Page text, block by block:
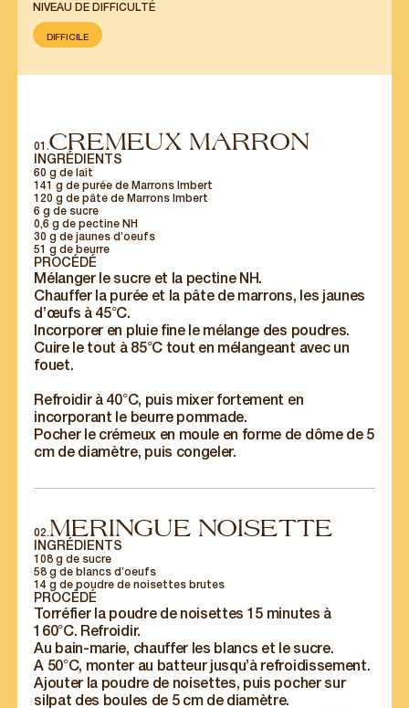
NIVEAU DE DIFFICULTÉ
DIFFICILE
01.CREMEUX MARRON
INGRÉDIENTS
60 g de lait
141 g de purée de Marrons Imbert
120 g de pâte de Marrons Imbert
6 g de sucre
0,6 g de pectine NH
30 g de jaunes d’oeufs
51 g de beurre
PROCÉDÉ
Mélanger le sucre et la pectine NH.
Chauffer la purée et la pâte de marrons, les jaunes
d’œufs à 45°C.
Incorporer en pluie fine le mélange des poudres.
Cuire le tout à 85°C tout en mélangeant avec un
fouet.
Refroidir à 40°C, puis mixer fortement en
incorporant le beurre pommade.
Pocher le crémeux en moule en forme de dôme de 5
cm de diamètre, puis congeler.
02.MERINGUE NOISETTE
INGRÉDIENTS
108 g de sucre
58 g de blancs d’oeufs
14 g de poudre de noisettes brutes
PROCÉDÉ
Torréfier la poudre de noisettes 15 minutes à
160°C. Refroidir.
Au bain-marie, chauffer les blancs et le sucre.
A 50°C, monter au batteur jusqu’à refroidissement.
Ajouter la poudre de noisettes, puis pocher sur
silpat des boules de 5 cm de diamètre.